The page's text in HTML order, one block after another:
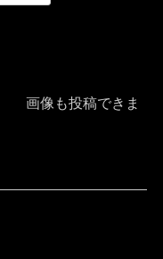
画像も投稿できま